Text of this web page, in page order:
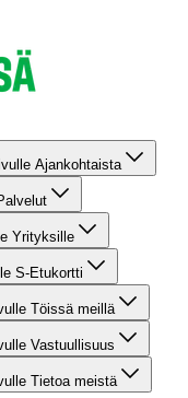
Ajankohtaista
Yrityksille
S-Etukortti
Töissä meillä
Vastuullisuus
Tietoa meistä